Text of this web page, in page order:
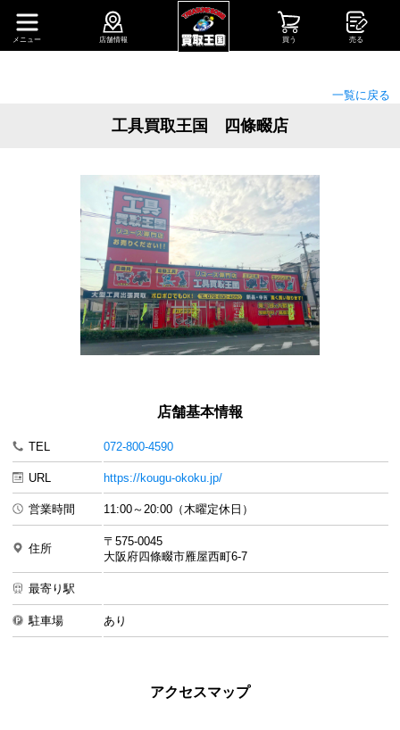
店舗情報 買う 売る
メニュー
一覧に戻る
工具買取王国 四條畷店
店舗基本情報
TEL 072-800-4590
URL https://kougu-okoku.jp/
営業時間 11:00～20:00（木曜定休日）
住所
〒575-0045
大阪府四條畷市雁屋西町6-7
最寄り駅
駐車場 あり
アクセスマップ